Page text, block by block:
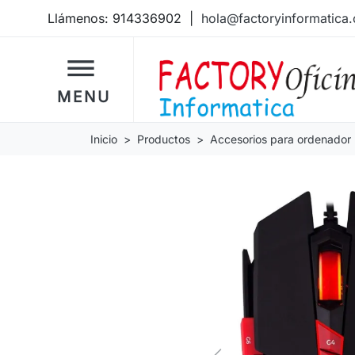
Llámenos: 914336902
dehaze
MENU
Inicio Productos Accesorios para ordenador